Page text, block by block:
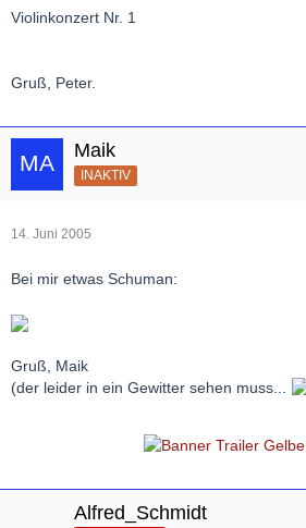
Violinkonzert Nr. 1
Gruß, Peter.
Maik
INAKTIV
14. Juni 2005
Bei mir etwas Schuman:
Gruß, Maik
(der leider in ein Gewitter sehen muss...
Alfred_Schmidt